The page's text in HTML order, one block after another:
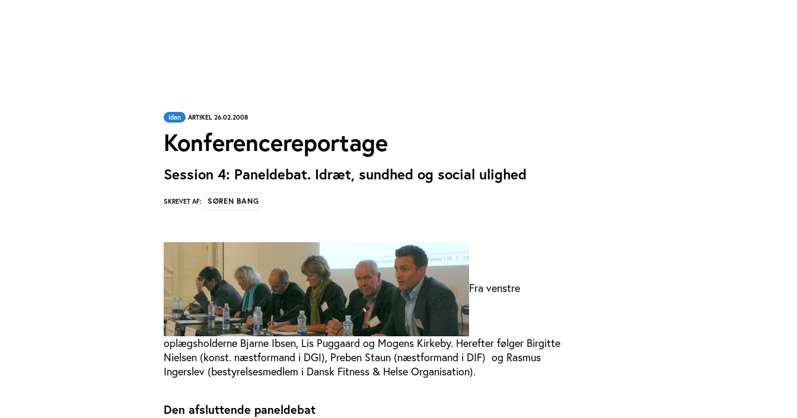
Idan ARTIKEL 26.02.2008
Konferencereportage
Session 4: Paneldebat. Idræt, sundhed og social ulighed
SKREVET AF: SØREN BANG
Fra venstre
oplægsholderne Bjarne Ibsen, Lis Puggaard og Mogens Kirkeby. Herefter følger Birgitte
Nielsen (konst. næstformand i DGI), Preben Staun (næstformand i DIF) og Rasmus
Ingerslev (bestyrelsesmedlem i Dansk Fitness & Helse Organisation).
Den afsluttende paneldebat